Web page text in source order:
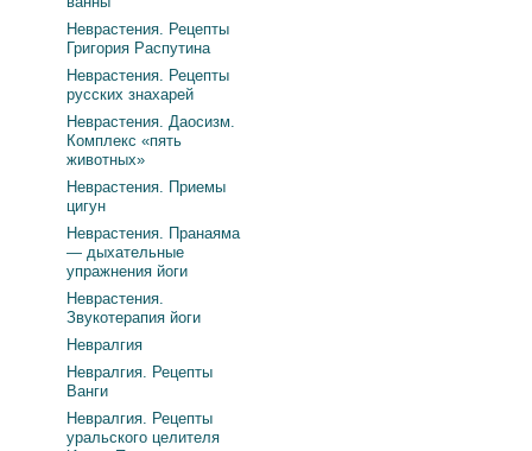
Неврастения. Рецепты
Григория Распутина
Неврастения. Рецепты
русских знахарей
Неврастения. Даосизм.
Комплекс «пять
животных»
Неврастения. Приемы
цигун
Неврастения. Пранаяма
— дыхательные
упражнения йоги
Неврастения.
Звукотерапия йоги
Невралгия
Невралгия. Рецепты
Ванги
Невралгия. Рецепты
уральского целителя